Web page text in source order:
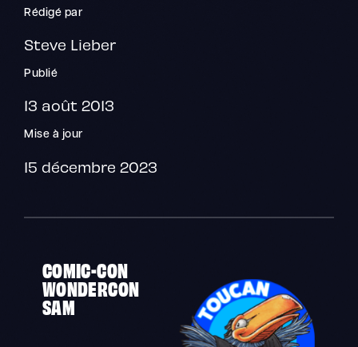
Rédigé par
Steve Lieber
Publié
13 août 2013
Mise à jour
15 décembre 2023
COMIC-CON
WONDERCON
SAM